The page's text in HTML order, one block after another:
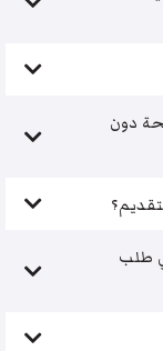
دون
طلب